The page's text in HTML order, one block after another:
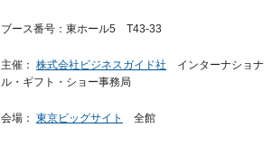
ブース番号：東ホール5 T43-33
主催： 株式会社ビジネスガイド社 インターナショナ
ル・ギフト・ショー事務局
会場： 東京ビッグサイト 全館